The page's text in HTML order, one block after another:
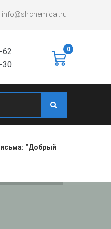
info@slrchemical.ru
62
30
0
"Добрый